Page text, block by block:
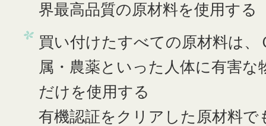
界最高品質の原材料を使用する
買い付けたすべての原材料は
属・農薬といった人体に有害
だけを使用する
有機認証をクリアした原材料